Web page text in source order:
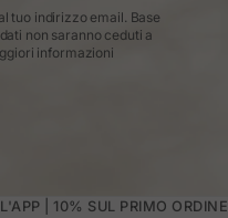
tuo indirizzo email. Base
non saranno ceduti a
informazioni
| 10% SUL PRIMO ORDINE